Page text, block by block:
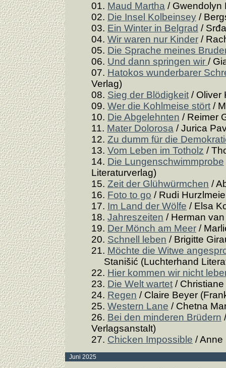
01. Maud Martha / Gwendolyn
02. Die Insel Kolbeinsey /
03. Ein Winter in Belgrad /
04. Wir waren nur Kinder /
05. Die Sprache meines
06. Und dann springen wir /
07. Hatokos wunderbarer
Verlag)
08. Sieg der Blödigkeit / Oliver
09. Wer die Kohlmeise stört /
10. Die Abgelehnten / Reimer
11. Mater Dolorosa / Jurica
12. Zu dumm für die
13. Vom Leben im Totholz /
14. Die Lungenschwimmprobe
Literaturverlag)
15. Zeit der Glühwürmchen /
16. Foto to go / Rudi
17. Im Land der Wölfe / Elsa
18. Jahreszeiten / Herman
19. Der Mönch am Meer /
20. Schnell leben / Brigitte
21. Möchte die Witwe
Stanišić (Luchterhand
22. Hier kommen wir nicht
23. Die Welt wartet /
24. Regen / Claire Beyer
25. Western Lane / Chetna
26. Bei den minderen Brüdern
Verlagsanstalt)
27. Chicken Impossible / Anne
Juni 2025